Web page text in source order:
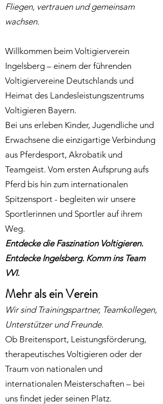
Fliegen, vertrauen und gemeinsam
wachsen.
Willkommen beim Voltigierverein
Ingelsberg – einem der führenden
Voltigiervereine Deutschlands und
Heimat des Landesleistungszentrums
Voltigieren Bayern.
Bei uns erleben Kinder, Jugendliche und
Erwachsene die einzigartige Verbindung
aus Pferdesport, Akrobatik und
Teamgeist. Vom ersten Aufsprung aufs
Pferd bis hin zum internationalen
Spitzensport - begleiten wir unsere
Sportlerinnen und Sportler auf ihrem
Weg.
Entdecke die Faszination Voltigieren.
Entdecke Ingelsberg. Komm ins Team
VVI.
Mehr als ein Verein
Wir sind Trainingspartner, Teamkollegen,
Unterstützer und Freunde.
Ob Breitensport, Leistungsförderung,
therapeutisches Voltigieren oder der
Traum von nationalen und
internationalen Meisterschaften – bei
uns findet jeder seinen Platz.